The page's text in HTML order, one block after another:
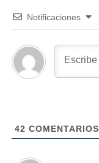
Notificaciones
42 COMENTARIOS